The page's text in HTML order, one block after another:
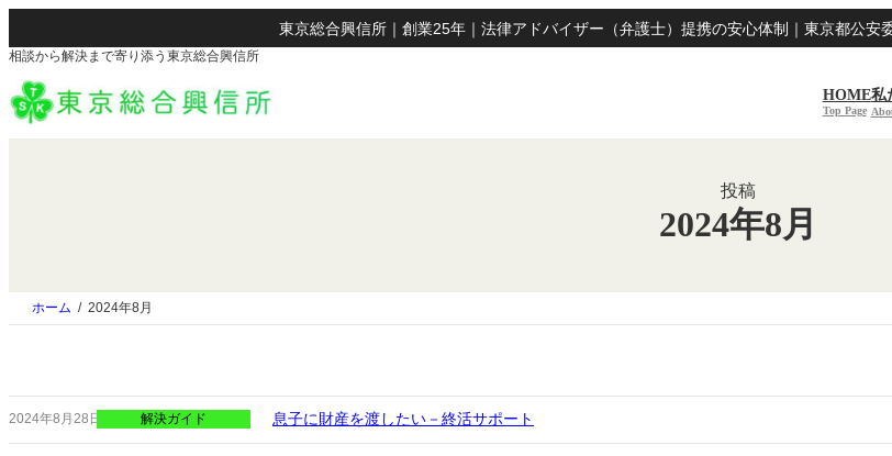
東京総合興信所｜創業25年｜法律アドバイザー（弁護士）提携の安心体制｜東京都公安
相談から解決まで寄り添う東京総合興信所
HOME
Top Page
私
投稿
2024年8月
ホーム 2024年8月
2024年8月28日 解決ガイド 息子に財産を渡したい－終活サポート